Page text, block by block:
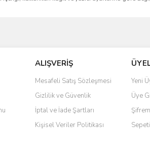
bozuk veya görüntülenemiyor.
eksik bilgiler bulunuyor.
hatalar bulunuyor.
sitelerden daha pahalı.
farklı alternatifler olmalı.
ALIŞVERİŞ
Mesafeli Satış Sözleşmesi
Gizlilik ve Güvenlik
İptal ve İade Şartları
Kişisel Veriler Politikası
Yeni
Üye